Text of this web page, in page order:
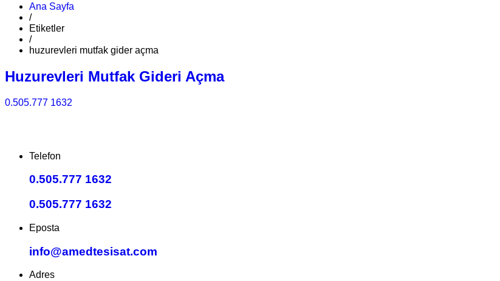
Ana Sayfa
/
Etiketler
/
huzurevleri mutfak gider açma
Huzurevleri Mutfak Gideri Açma
0.505.777 1632
Telefon
0.505.777 1632
0.505.777 1632
Eposta
info@amedtesisat.com
Adres